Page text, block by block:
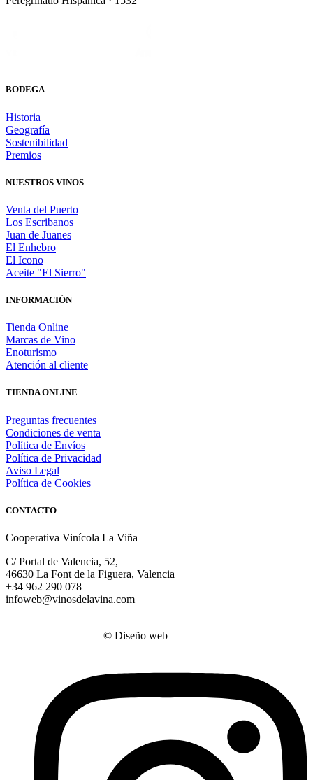
BODEGA
Historia
Geografía
Sostenibilidad
Premios
NUESTROS VINOS
Venta del Puerto
Los Escribanos
Juan de Juanes
El Enhebro
El Icono
Aceite "El Sierro"
INFORMACIÓN
Tienda Online
Marcas de Vino
Enoturismo
Atención al cliente
TIENDA ONLINE
Preguntas frecuentes
Condiciones de venta
Política de Envíos
Política de Privacidad
Aviso Legal
Política de Cookies
CONTACTO
Cooperativa Vinícola La Viña
C/ Portal de Valencia, 52,
46630 La Font de la Figuera, Valencia
+34 962 290 078
infoweb@vinosdelavina.com
© Diseño web